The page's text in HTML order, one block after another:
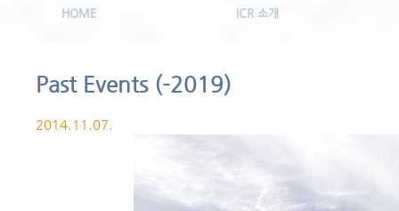
HOME ICR 소개
Past Events (-2019)
2014.11.07.